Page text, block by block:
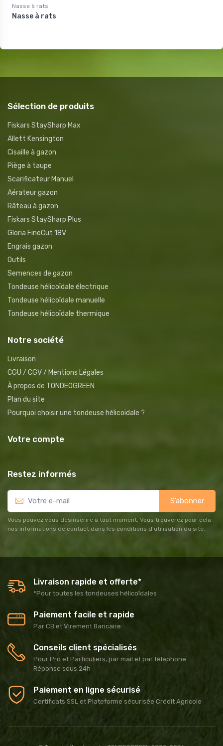
Nasse à rats
Nasse à rats
Sélection de produits
Fiskars StaySharp Max
Allett Kensington
Cisaille à gazon
Piège à taupe
Scarificateur Manuel
Aérateur gazon
Râteau à gazon
Fiskars StaySharp Plus
Gloria FineCut 18V
Engrais gazon
Outils
Semences de gazon
Tondeuse hélicoïdale électrique
Tondeuse hélicoïdale manuelle
Tondeuse hélicoïdale thermique
Notre société
Livraison
CGU / CGV / Mentions Légales
À propos de TONDEOGREEN
Plan du site
Pourquoi choisir une tondeuse hélicoïdale ?
Votre compte
Restez informés
S’abonner
Vous pouvez vous désinscrire à tout moment. Vous trouverez pour cela
nos informations de contact dans les conditions d'utilisation du site.
Livraison rapide et offerte*
*Pour toutes les tondeuses hélicoïdales
Paiement facile et rapide
Par CB et Virement Bancaire
Conseils client spécialisés
Pour Pro et Particuliers, par mail et par téléphone.
Réponse sous 24h
Paiement en ligne sécurisé
Certificats SSL et Plateforme sécurisée Crédit Agricole